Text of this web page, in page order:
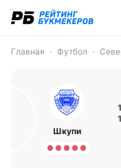
Главная Футбол
Шкупи